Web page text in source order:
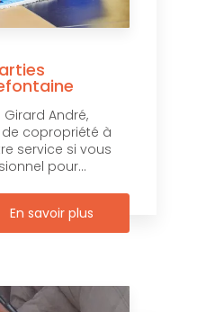
André,
de copropriété à
service si vous
pour...
En savoir plus